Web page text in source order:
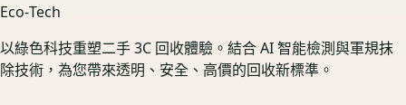
Eco‑Tech
以綠色科技重塑二手 3C 回收體驗。結合 AI 智能檢測與軍規抹
除技術，為您帶來透明、安全、高價的回收新標準。